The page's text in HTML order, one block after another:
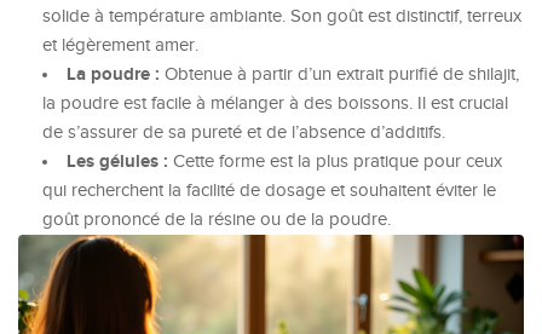
solide à température ambiante. Son goût est distinctif, terreux
et légèrement amer.
La poudre : Obtenue à partir d’un extrait purifié de shilajit,
la poudre est facile à mélanger à des boissons. Il est crucial
de s’assurer de sa pureté et de l’absence d’additifs.
Les gélules : Cette forme est la plus pratique pour ceux
qui recherchent la facilité de dosage et souhaitent éviter le
goût prononcé de la résine ou de la poudre.